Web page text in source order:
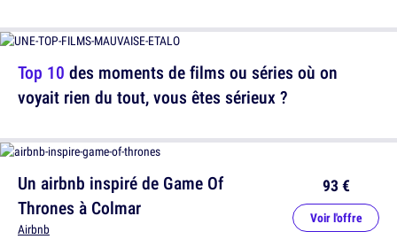
Un airbnb inspiré de Game Of
Thrones à Colmar
Airbnb
93 €
Voir l'offre
Top 10 des moments de films ou séries où on
voyait rien du tout, vous êtes sérieux ?